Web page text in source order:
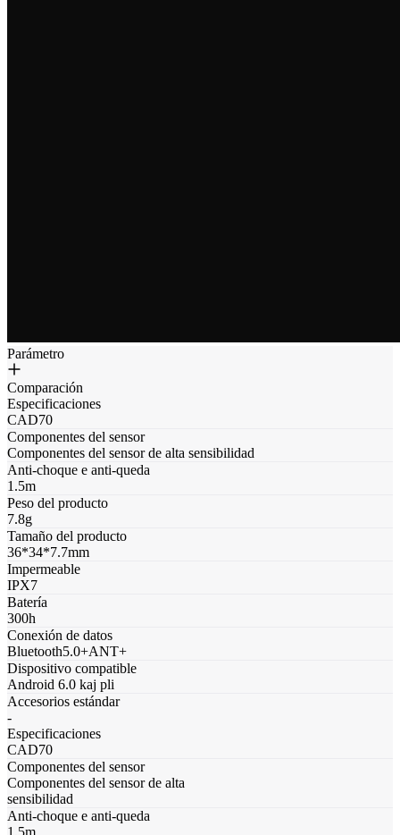
Parámetro
Comparación
Especificaciones
CAD70
Componentes del sensor
Componentes del sensor de alta sensibilidad
Anti-choque e anti-queda
1.5m
Peso del producto
7.8g
Tamaño del producto
36*34*7.7mm
Impermeable
IPX7
Batería
300h
Conexión de datos
Bluetooth5.0+ANT+
Dispositivo compatible
Android 6.0 kaj pli
Accesorios estándar
-
Especificaciones
CAD70
Componentes del sensor
Componentes del sensor de alta
sensibilidad
Anti-choque e anti-queda
1.5m